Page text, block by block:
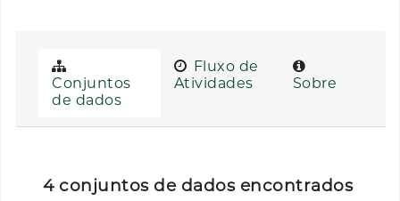
Conjuntos
de dados
Fluxo de
Atividades
Sobre
4 conjuntos de dados encontrados